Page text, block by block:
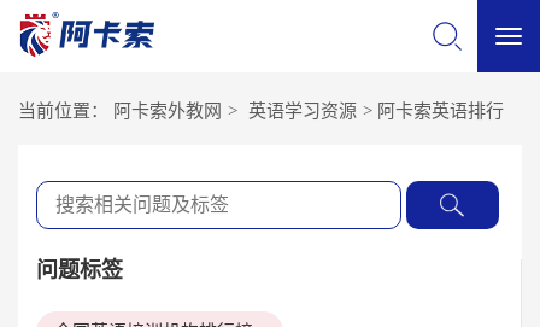
当前位置： 阿卡索外教网 > 英语学习资源 > 阿卡索英语排行
问题标签